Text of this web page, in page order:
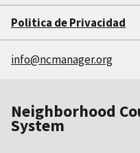
Politica de Privacidad
info@ncmanager.org
Neighborhood
System